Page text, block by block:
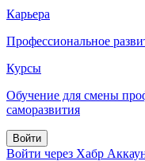
Карьера
Профессиональное
Курсы
Обучение для смены
саморазвития
Войти
Войти через Хабр